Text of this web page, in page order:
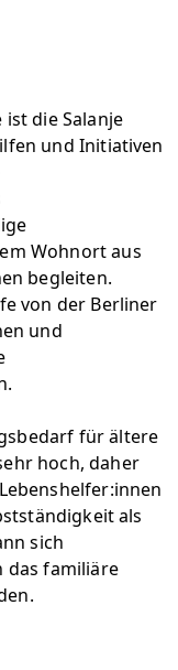
die Salanje
und Initiativen
Wohnort aus
begleiten.
von der Berliner
und
für ältere
hoch, daher
als
sich
das familiäre